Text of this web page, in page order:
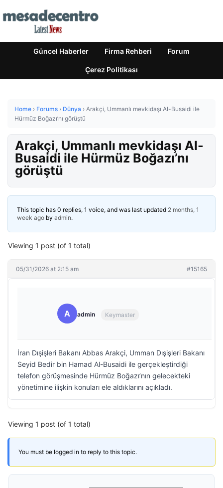
Güncel Haberler Firma Rehberi Forum
Çerez Politikası
Home › Forums › Dünya › Arakçi, Ummanlı mevkidaşı Al-Busaidi ile
Hürmüz Boğazı’nı görüştü
Arakçi, Ummanlı mevkidaşı Al-
Busaidi ile Hürmüz Boğazı’nı
görüştü
This topic has 0 replies, 1 voice, and was last updated 2 months, 1
week ago by admin.
Viewing 1 post (of 1 total)
05/31/2026 at 2:15 am #15165
A admin Keymaster
İran Dışişleri Bakanı Abbas Arakçi, Umman Dışişleri Bakanı
Seyid Bedir bin Hamad Al-Busaidi ile gerçekleştirdiği
telefon görüşmesinde Hürmüz Boğazı’nın gelecekteki
yönetimine ilişkin konuları ele aldıklarını açıkladı.
Viewing 1 post (of 1 total)
You must be logged in to reply to this topic.